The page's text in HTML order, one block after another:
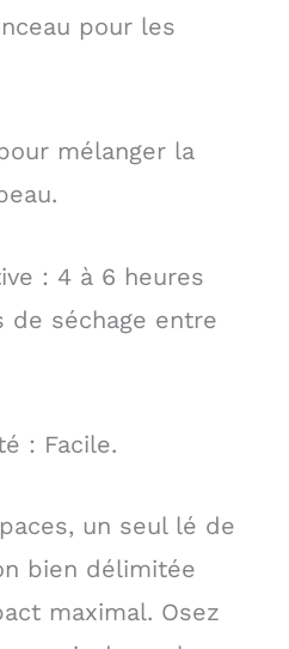
pour les
mélanger la
: 4 à 6 heures
séchage entre
: Facile.
un seul lé de
bien délimitée
maximal. Osez